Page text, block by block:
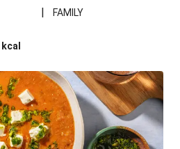
| FAMILY
kcal